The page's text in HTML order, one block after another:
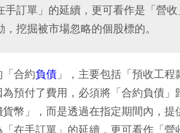
訂單」的延續，更可看作是「營收
挖掘被市場忽略的個股標的。
合約負債 」，主要包括「預收工程
預付了費用，必須將「合約負債
幣」，而是透過在指定期間內，
在手訂單」的延續，更可看作「營